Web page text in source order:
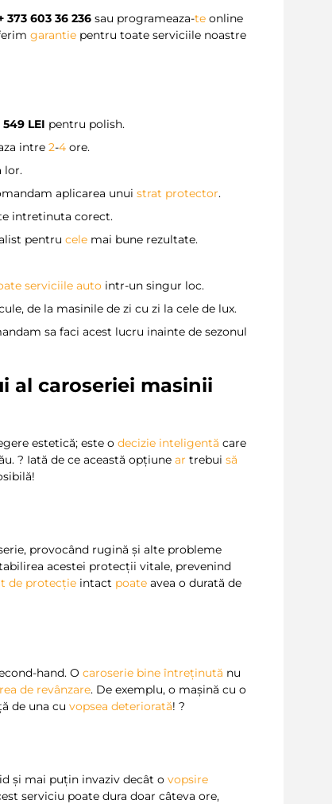
373 603 36 236 sau programeaza-te online
garantie pentru toate serviciile noastre
549 LEI pentru polish.
intre2-4 ore.
lor.
aplicarea unuistrat protector.
intretinuta corect.
pentrucele mai bune rezultate.
serviciile auto intr-un singur loc.
de la masinile de zi cu zi la cele de lux.
sa faci acest lucru inainte de sezonul
al caroseriei masinii
estetică; este odecizie inteligentă care
?️ Iată de ce această opțiunear trebuisă
provocând rugină și alte probleme
acestei protecții vitale, prevenind
de protecție intact poate avea o durată de
hand. Ocaroserie bine întreținută nu
de revânzare. De exemplu, o mașină cu o
de una cuvopsea deteriorată! ?
și mai puțin invaziv decât ovopsire
serviciu poate dura doar câteva ore,